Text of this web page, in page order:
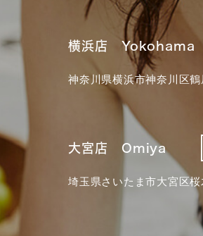
横浜店
神奈川県横浜市神奈川区
大宮店 Omiya
埼玉県さいたま市大宮区